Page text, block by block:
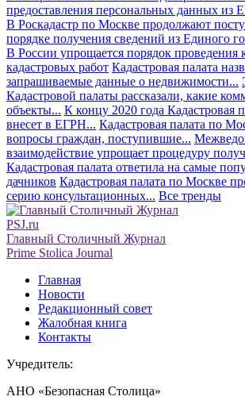
предоставления персональных данных из
В Роскадастр по Москве продолжают
порядке получения сведений из Единого
В России упрощается порядок проведения
кадастровых работ Кадастровая палата
запрашиваемые данные о недвижимости...
Кадастровой палаты рассказали, какие
объекты... К концу 2020 года Кадастровая
внесет в ЕГРН... Кадастровая палата по
вопросы граждан, поступившие...
взаимодействие упрощает процедуру
Кадастровая палата ответила на самые
дачников Кадастровая палата по Москве
серию консультационных... Все тренды
PSJ.ru
Главный Столичный Журнал
Prime Stolica Journal
Главная
Новости
Редакционный совет
Жалобная книга
Контакты
Учредитель:
АНО «Безопасная Столица»